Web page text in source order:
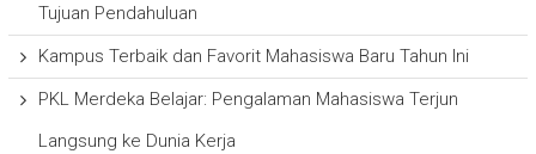
Tujuan Pendahuluan
Kampus Terbaik dan Favorit Mahasiswa Baru Tahun Ini
PKL Merdeka Belajar: Pengalaman Mahasiswa Terjun
Langsung ke Dunia Kerja